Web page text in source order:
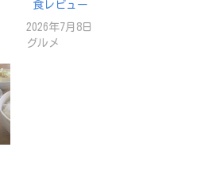
食レビュー
2026年7月8日
グルメ